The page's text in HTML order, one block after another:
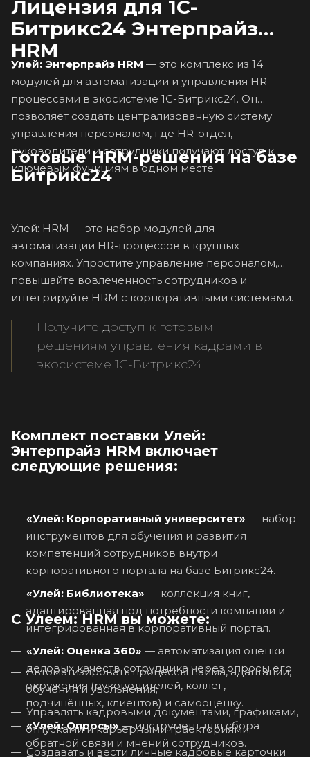
Лицензия для 1С-
Битрикс24 Энтерпрайз
HRM
Улей: Энтерпрайз HRM — это комплекс из 14
модулей для автоматизации и управления HR-
процессами в экосистеме 1С-Битрикс24. Он
позволяет создать централизованную систему
управления персоналом, где HR-отдел,
руководители и сотрудники получают доступ к
ключевым функциям в одном месте.
Готовые HRM-решения на базе
Битрикс24
Улей: HRM — это набор модулей для
автоматизации HR-процессов в крупных
компаниях. Упростите управление персоналом,
повышайте вовлеченность сотрудников и
интегрируйте HRM с корпоративными системами.
Получите доступ к готовым
решениям управления кадрами в
экосистеме 1С-Битрикс24.
Комплект поставки Улей:
Энтерпрайз HRM включает
следующие решения:
«Улей: Корпоративный университет» — набор
инструментов для обучения и развития
компетенций сотрудников внутри
корпоративного портала на базе Битрикс24.
«Улей: Библиотека» — коллекция книг,
адаптированная под потребности компании и
интегрированная в корпоративный портал.
«Улей: Оценка 360» — автоматизация оценки
деловых качеств сотрудника через опросы его
окружения (руководителей, коллег,
подчинённых, клиентов) и самооценку.
«Улей: Опросы» — инструмент для сбора
обратной связи и мнений сотрудников.
С Улеем: HRM вы можете:
Автоматизировать процессы найма, адаптации,
обучения и увольнения;
Управлять кадровыми документами, графиками,
отпусками и карьерными траекториями;
Создавать и вести личные кадровые карточки